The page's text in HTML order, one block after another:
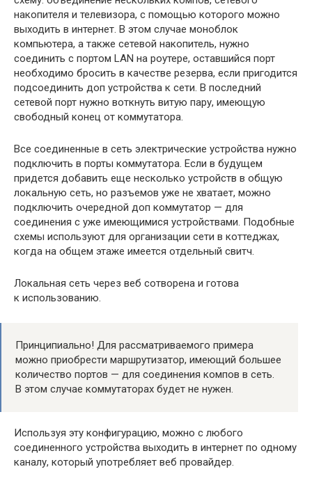
накопителя и телевизора, с помощью которого можно
выходить в интернет. В этом случае моноблок
компьютера, а также сетевой накопитель, нужно
соединить с портом LAN на роутере, оставшийся порт
необходимо бросить в качестве резерва, если пригодится
подсоединить доп устройства к сети. В последний
сетевой порт нужно воткнуть витую пару, имеющую
свободный конец от коммутатора.
Все соединенные в сеть электрические устройства нужно
подключить в порты коммутатора. Если в будущем
придется добавить еще несколько устройств в общую
локальную сеть, но разъемов уже не хватает, можно
подключить очередной доп коммутатор — для
соединения с уже имеющимися устройствами. Подобные
схемы используют для организации сети в коттеджах,
когда на общем этаже имеется отдельный свитч.
Локальная сеть через веб сотворена и готова
к использованию.
Принципиально! Для рассматриваемого примера
можно приобрести маршрутизатор, имеющий большее
количество портов — для соединения компов в сеть.
В этом случае коммутаторах будет не нужен.
Используя эту конфигурацию, можно с любого
соединенного устройства выходить в интернет по одному
каналу, который употребляет веб провайдер.